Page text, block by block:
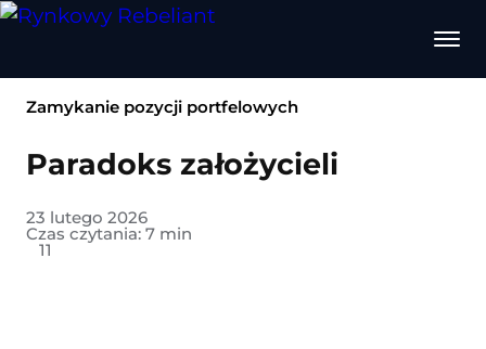
Zamykanie pozycji portfelowych
Paradoks założycieli
23 lutego 2026
Czas czytania: 7 min
11